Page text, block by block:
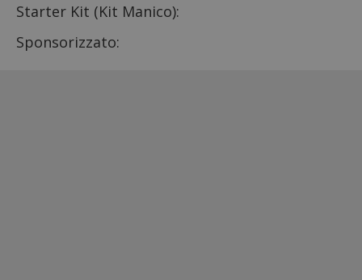
Starter Kit (Kit Manico):
Sponsorizzato: